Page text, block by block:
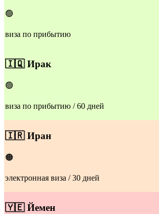
🟢
виза по прибытию
🇮🇶Ирак
🟢
виза по прибытию / 60 дней
🇮🇷Иран
🟠
электронная виза / 30 дней
​🇾🇪Йемен